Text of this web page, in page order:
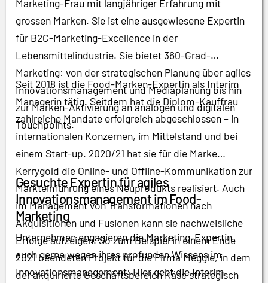
Marketing-Frau mit langjähriger Erfahrung mit
grossen Marken. Sie ist eine ausgewiesene Expertin
für B2C-Marketing-Excellence in der
Lebensmittelindustrie. Sie bietet 360-Grad-
Marketing: von der strategischen Planung über agiles
Innovationsmanagement und Mediaplanung bis hin
zur Marken-Aktivierung an analogen und digitalen
Touchpoints.
Seit 2018 ist die Food-Marken-Expertin als Interim
Managerin tätig. Seitdem hat die Diplom-Kauffrau
zahlreiche Mandate erfolgreich abgeschlossen – in
internationalen Konzernen, im Mittelstand und bei
einem Start-up. 2020/21 hat sie für die Marke
Kerrygold die Online- und Offline-Kommunikation zur
Markteinführung eines Neuprodukts realisiert. Auch
im Management von Transformationen nach
Akquisitionen und Fusionen kann sie nachweisliche
Erfolge aufzeigen. So zum Beispiel in einem Ende
2021 beendeten Projekt für die Firma Meggle, in dem
der akquirierte Geschäftsbereich Käse strategisch
Gesuchte Expertin für agiles
Innovationsmanagement im Food-
Marketing
Unternehmen engagieren die Marketing-Expertin
auch gerne wegen ihres profunden Wissens im
Innovationsmanagement: Hier geht die Interim